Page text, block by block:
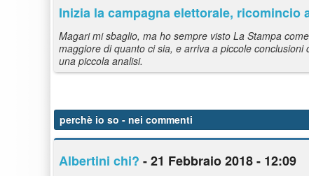
Inizia la campagna elettorale, ricomincio
Magari mi sbaglio, ma ho sempre visto La Stampa
maggiore di quanto ci sia, e arriva a piccole
una piccola analisi.
perchè io so - nei commenti
Albertini chi? - 21 Febbraio 2018 - 12:09